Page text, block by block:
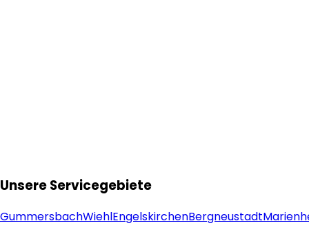
Unsere Servicegebiete
GummersbachWiehlEngelskirchenBergneustadt